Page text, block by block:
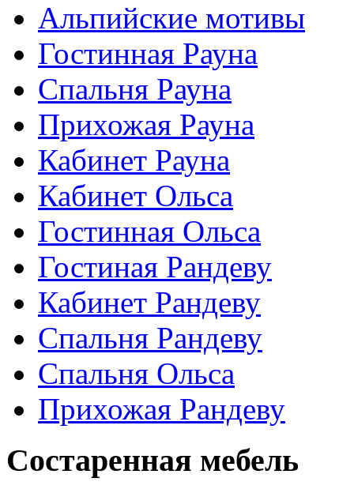
Альпийские мотивы
Гостинная Рауна
Спальня Рауна
Прихожая Рауна
Кабинет Рауна
Кабинет Ольса
Гостинная Ольса
Гостиная Рандеву
Кабинет Рандеву
Спальня Рандеву
Спальня Ольса
Прихожая Рандеву
Состаренная мебель